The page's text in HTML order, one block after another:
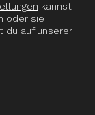
kannst
oder sie
du auf unserer